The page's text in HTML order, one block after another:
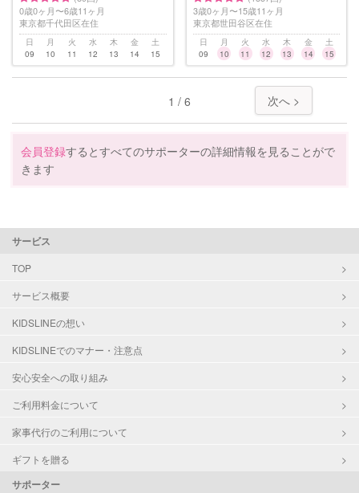
0歳0ヶ月〜6歳11ヶ月
東京都千代田区在住
日
09
月
10
火
11
水
12
木
13
金
14
土
15
3歳0ヶ月〜15歳11ヶ月
東京都世田谷区在住
日
09
月
10
火
11
水
12
木
13
金
14
土
15
1 / 6 次へ >
会員登録するとすべてのサポーターの詳細情報を見ることがで
きます
サービス
TOP
サービス概要
KIDSLINEの想い
KIDSLINEでのマナー・注意点
安心安全への取り組み
ご利用料金について
家事代行のご利用について
ギフトを贈る
サポーター